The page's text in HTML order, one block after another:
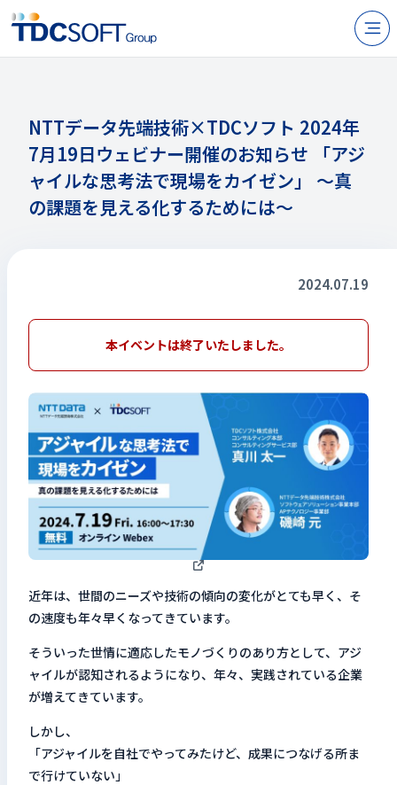
採用
IR情報
検索キーワードを入力
閉じる
NTTデータ先端技術×TDCソフト 2024年
7月19日ウェビナー開催のお知らせ 「アジ
ャイルな思考法で現場をカイゼン」 ～真
の課題を見える化するためには〜
2024.07.19
本イベントは終了いたしました。
近年は、世間のニーズや技術の傾向の変化がとても早く、そ
の速度も年々早くなってきています。
そういった世情に適応したモノづくりのあり方として、アジ
ャイルが認知されるようになり、年々、実践されている企業
が増えてきています。
しかし、
「アジャイルを自社でやってみたけど、成果につなげる所ま
で行けていない」